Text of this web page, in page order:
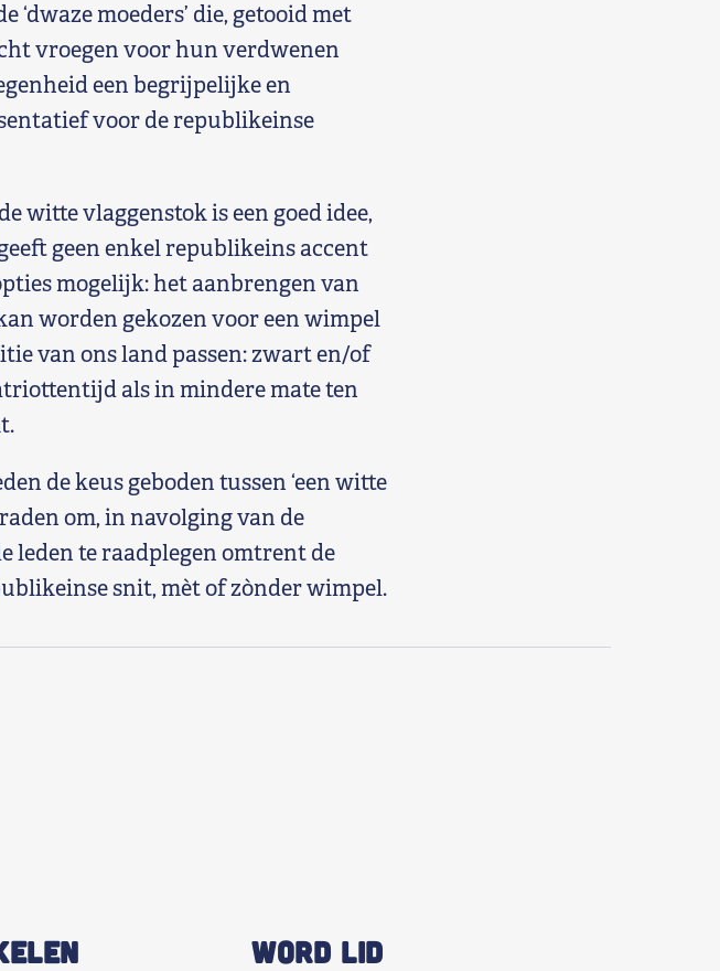
moeders’ die, getooid met
vroegen voor hun verdwenen
een begrijpelijke en
voor de republikeinse
witte vlaggenstok is een goed idee,
geen enkel republikeins accent
mogelijk: het aanbrengen van
worden gekozen voor een wimpel
van ons land passen: zwart en/of
als in mindere mate ten
de keus geboden tussen ‘een witte
om, in navolging van de
leden te raadplegen omtrent de
snit, mèt of zònder wimpel.
WORD LID